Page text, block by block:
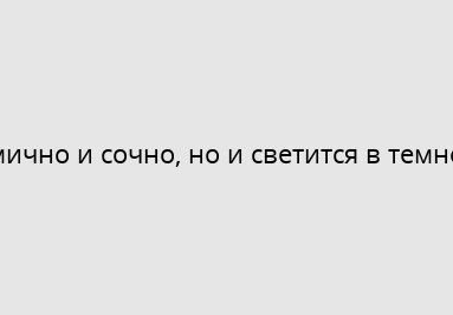
и сочно, но и светится в